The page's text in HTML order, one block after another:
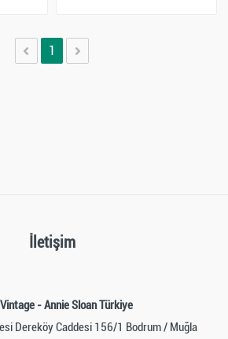
1
İletişim
- Annie Sloan Türkiye
Dereköy Caddesi 156/1 Bodrum / Muğla